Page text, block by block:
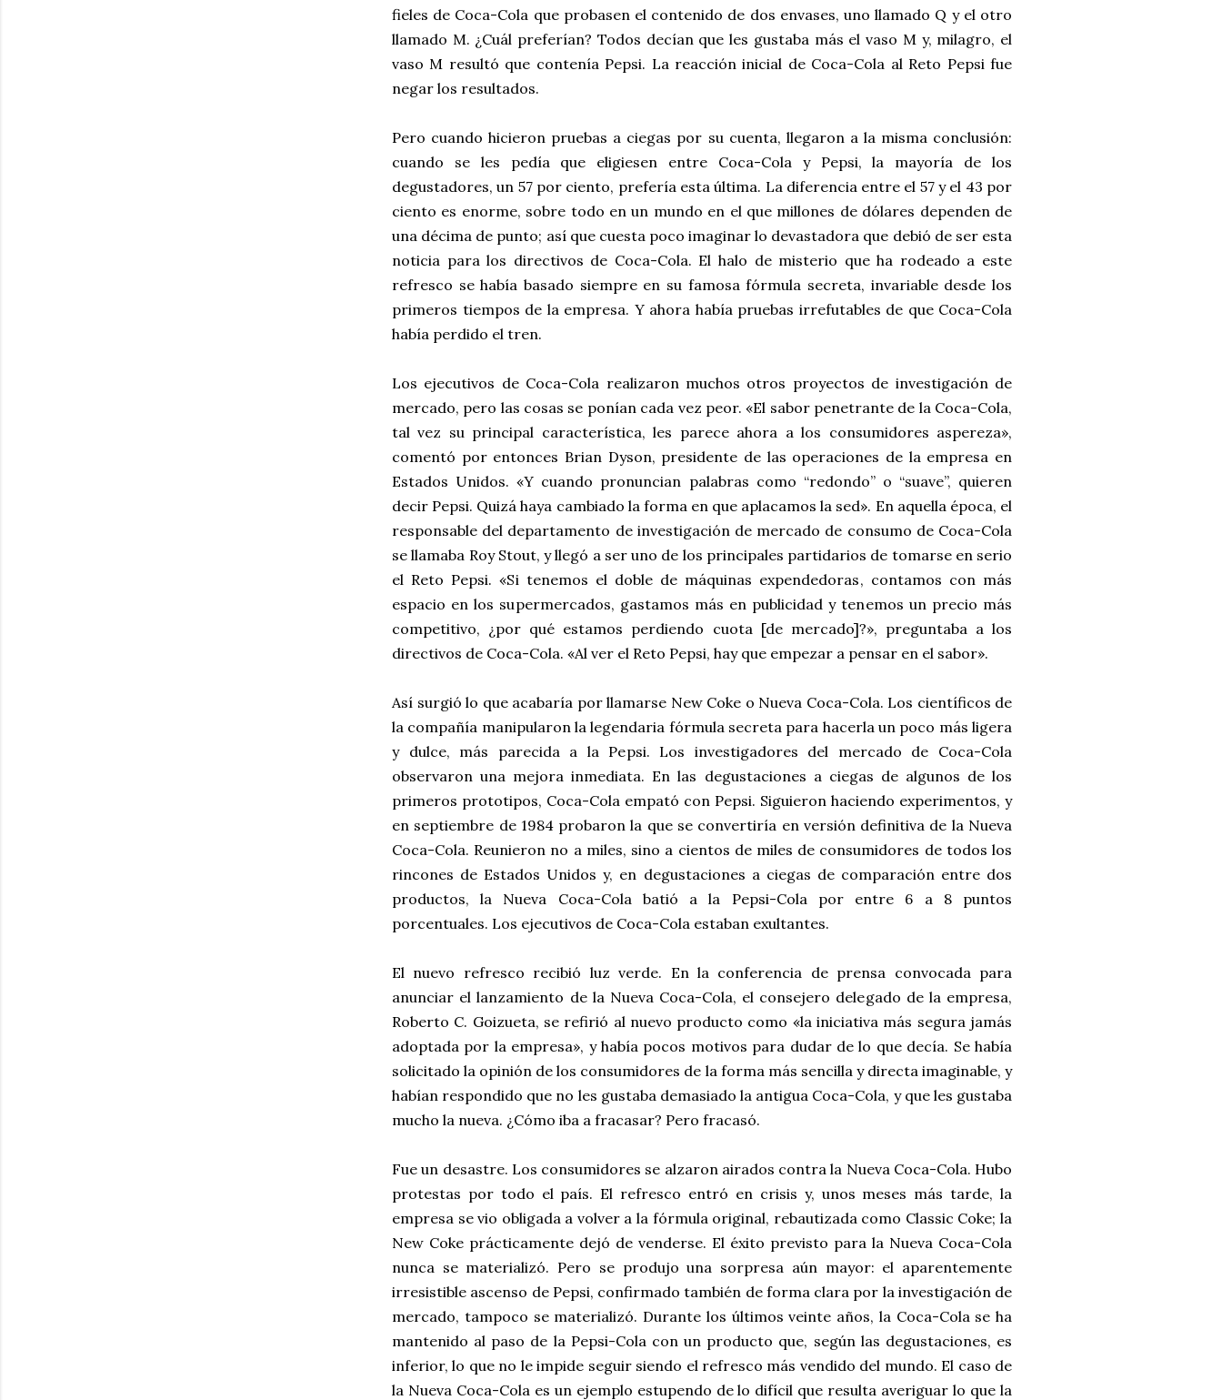
fieles de Coca-Cola que probasen el contenido de dos envases, uno llamado Q y el otro
llamado M. ¿Cuál preferían? Todos decían que les gustaba más el vaso M y, milagro, el
vaso M resultó que contenía Pepsi. La reacción inicial de Coca-Cola al Reto Pepsi fue
negar los resultados.
Pero cuando hicieron pruebas a ciegas por su cuenta, llegaron a la misma conclusión:
cuando se les pedía que eligiesen entre Coca-Cola y Pepsi, la mayoría de los
degustadores, un 57 por ciento, prefería esta última. La diferencia entre el 57 y el 43 por
ciento es enorme, sobre todo en un mundo en el que millones de dólares dependen de
una décima de punto; así que cuesta poco imaginar lo devastadora que debió de ser esta
noticia para los directivos de Coca-Cola. El halo de misterio que ha rodeado a este
refresco se había basado siempre en su famosa fórmula secreta, invariable desde los
primeros tiempos de la empresa. Y ahora había pruebas irrefutables de que Coca-Cola
había perdido el tren.
Los ejecutivos de Coca-Cola realizaron muchos otros proyectos de investigación de
mercado, pero las cosas se ponían cada vez peor. «El sabor penetrante de la Coca-Cola,
tal vez su principal característica, les parece ahora a los consumidores aspereza»,
comentó por entonces Brian Dyson, presidente de las operaciones de la empresa en
Estados Unidos. «Y cuando pronuncian palabras como “redondo” o “suave”, quieren
decir Pepsi. Quizá haya cambiado la forma en que aplacamos la sed». En aquella época, el
responsable del departamento de investigación de mercado de consumo de Coca-Cola
se llamaba Roy Stout, y llegó a ser uno de los principales partidarios de tomarse en serio
el Reto Pepsi. «Si tenemos el doble de máquinas expendedoras, contamos con más
espacio en los supermercados, gastamos más en publicidad y tenemos un precio más
competitivo, ¿por qué estamos perdiendo cuota [de mercado]?», preguntaba a los
directivos de Coca-Cola. «Al ver el Reto Pepsi, hay que empezar a pensar en el sabor».
Así surgió lo que acabaría por llamarse New Coke o Nueva Coca-Cola. Los científicos de
la compañía manipularon la legendaria fórmula secreta para hacerla un poco más ligera
y dulce, más parecida a la Pepsi. Los investigadores del mercado de Coca-Cola
observaron una mejora inmediata. En las degustaciones a ciegas de algunos de los
primeros prototipos, Coca-Cola empató con Pepsi. Siguieron haciendo experimentos, y
en septiembre de 1984 probaron la que se convertiría en versión definitiva de la Nueva
Coca-Cola. Reunieron no a miles, sino a cientos de miles de consumidores de todos los
rincones de Estados Unidos y, en degustaciones a ciegas de comparación entre dos
productos, la Nueva Coca-Cola batió a la Pepsi-Cola por entre 6 a 8 puntos
porcentuales. Los ejecutivos de Coca-Cola estaban exultantes.
El nuevo refresco recibió luz verde. En la conferencia de prensa convocada para
anunciar el lanzamiento de la Nueva Coca-Cola, el consejero delegado de la empresa,
Roberto C. Goizueta, se refirió al nuevo producto como «la iniciativa más segura jamás
adoptada por la empresa», y había pocos motivos para dudar de lo que decía. Se había
solicitado la opinión de los consumidores de la forma más sencilla y directa imaginable, y
habían respondido que no les gustaba demasiado la antigua Coca-Cola, y que les gustaba
mucho la nueva. ¿Cómo iba a fracasar? Pero fracasó.
Fue un desastre. Los consumidores se alzaron airados contra la Nueva Coca-Cola. Hubo
protestas por todo el país. El refresco entró en crisis y, unos meses más tarde, la
empresa se vio obligada a volver a la fórmula original, rebautizada como Classic Coke; la
New Coke prácticamente dejó de venderse. El éxito previsto para la Nueva Coca-Cola
nunca se materializó. Pero se produjo una sorpresa aún mayor: el aparentemente
irresistible ascenso de Pepsi, confirmado también de forma clara por la investigación de
mercado, tampoco se materializó. Durante los últimos veinte años, la Coca-Cola se ha
mantenido al paso de la Pepsi-Cola con un producto que, según las degustaciones, es
inferior, lo que no le impide seguir siendo el refresco más vendido del mundo. El caso de
la Nueva Coca-Cola es un ejemplo estupendo de lo difícil que resulta averiguar lo que la